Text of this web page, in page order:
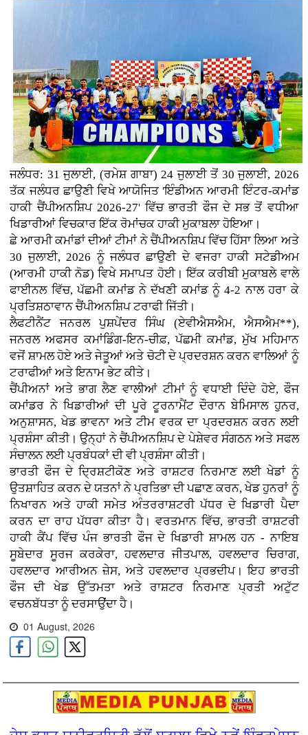
ਜਲੰਧਰ: 31 ਜੁਲਾਈ, (ਰਮੇਸ਼ ਗਾਬਾ) 24 ਜੁਲਾਈ ਤੋਂ 30 ਜੁਲਾਈ, 2026
ਤੱਕ ਜਲੰਧਰ ਛਾਉਣੀ ਵਿਖੇ ਆਯੋਜਿਤ 'ਇੰਡੀਅਨ ਆਰਮੀ ਇੰਟਰ-ਕਮਾਂਡ
ਹਾਕੀ ਚੈਂਪੀਅਨਸ਼ਿਪ 2026-27' ਵਿੱਚ ਭਾਰਤੀ ਫੌਜ ਦੇ ਸਭ ਤੋਂ ਵਧੀਆ
ਖਿਡਾਰੀਆਂ ਵਿਚਕਾਰ ਇੱਕ ਰੋਮਾਂਚਕ ਹਾਕੀ ਮੁਕਾਬਲਾ ਹੋਇਆ।
ਛੇ ਆਰਮੀ ਕਮਾਂਡਾਂ ਦੀਆਂ ਟੀਮਾਂ ਨੇ ਚੈਂਪੀਅਨਸ਼ਿਪ ਵਿੱਚ ਹਿੱਸਾ ਲਿਆ ਅਤੇ
30 ਜੁਲਾਈ, 2026 ਨੂੰ ਜਲੰਧਰ ਛਾਉਣੀ ਦੇ ਵਜਰਾ ਹਾਕੀ ਸਟੇਡੀਅਮ
(ਆਰਮੀ ਹਾਕੀ ਨੋਡ) ਵਿਖੇ ਸਮਾਪਤ ਹੋਈ। ਇੱਕ ਕਰੀਬੀ ਮੁਕਾਬਲੇ ਵਾਲੇ
ਫਾਈਨਲ ਵਿੱਚ, ਪੱਛਮੀ ਕਮਾਂਡ ਨੇ ਦੱਖਣੀ ਕਮਾਂਡ ਨੂੰ 4-2 ਨਾਲ ਹਰਾ ਕੇ
ਪ੍ਰਤਿਸ਼ਠਾਵਾਨ ਚੈਂਪੀਅਨਸ਼ਿਪ ਟਰਾਫੀ ਜਿੱਤੀ।
ਲੈਫਟੀਨੈਂਟ ਜਨਰਲ ਪੁਸ਼ਪੇਂਦਰ ਸਿੰਘ (ਏਵੀਐਸਐਮ, ਐਸਐਮ**),
ਜਨਰਲ ਅਫਸਰ ਕਮਾਂਡਿੰਗ-ਇਨ-ਚੀਫ਼, ਪੱਛਮੀ ਕਮਾਂਡ, ਮੁੱਖ ਮਹਿਮਾਨ
ਵਜੋਂ ਸ਼ਾਮਲ ਹੋਏ ਅਤੇ ਜੇਤੂਆਂ ਅਤੇ ਚੋਟੀ ਦੇ ਪ੍ਰਦਰਸ਼ਨ ਕਰਨ ਵਾਲਿਆਂ ਨੂੰ
ਟਰਾਫੀਆਂ ਅਤੇ ਇਨਾਮ ਭੇਟ ਕੀਤੇ।
ਚੈਂਪੀਅਨਾਂ ਅਤੇ ਭਾਗ ਲੈਣ ਵਾਲੀਆਂ ਟੀਮਾਂ ਨੂੰ ਵਧਾਈ ਦਿੰਦੇ ਹੋਏ, ਫੌਜ
ਕਮਾਂਡਰ ਨੇ ਖਿਡਾਰੀਆਂ ਦੀ ਪੂਰੇ ਟੂਰਨਾਮੈਂਟ ਦੌਰਾਨ ਬੇਮਿਸਾਲ ਹੁਨਰ,
ਅਨੁਸ਼ਾਸਨ, ਖੇਡ ਭਾਵਨਾ ਅਤੇ ਟੀਮ ਵਰਕ ਦਾ ਪ੍ਰਦਰਸ਼ਨ ਕਰਨ ਲਈ
ਪ੍ਰਸ਼ੰਸਾ ਕੀਤੀ। ਉਨ੍ਹਾਂ ਨੇ ਚੈਂਪੀਅਨਸ਼ਿਪ ਦੇ ਪੇਸ਼ੇਵਰ ਸੰਗਠਨ ਅਤੇ ਸਫਲ
ਸੰਚਾਲਨ ਲਈ ਪ੍ਰਬੰਧਕਾਂ ਦੀ ਵੀ ਪ੍ਰਸ਼ੰਸਾ ਕੀਤੀ।
ਭਾਰਤੀ ਫੌਜ ਦੇ ਦ੍ਰਿਸ਼ਟੀਕੋਣ ਅਤੇ ਰਾਸ਼ਟਰ ਨਿਰਮਾਣ ਲਈ ਖੇਡਾਂ ਨੂੰ
ਉਤਸ਼ਾਹਿਤ ਕਰਨ ਦੇ ਯਤਨਾਂ ਨੇ ਪ੍ਰਤਿਭਾ ਦੀ ਪਛਾਣ ਕਰਨ, ਖੇਡ ਹੁਨਰਾਂ ਨੂੰ
ਨਿਖਾਰਨ ਅਤੇ ਹਾਕੀ ਸਮੇਤ ਅੰਤਰਰਾਸ਼ਟਰੀ ਪੱਧਰ ਦੇ ਖਿਡਾਰੀ ਪੈਦਾ
ਕਰਨ ਦਾ ਰਾਹ ਪੱਧਰਾ ਕੀਤਾ ਹੈ। ਵਰਤਮਾਨ ਵਿੱਚ, ਭਾਰਤੀ ਰਾਸ਼ਟਰੀ
ਹਾਕੀ ਕੈਂਪ ਵਿੱਚ ਪੰਜ ਭਾਰਤੀ ਫੌਜ ਦੇ ਖਿਡਾਰੀ ਸ਼ਾਮਲ ਹਨ - ਨਾਇਬ
ਸੂਬੇਦਾਰ ਸੂਰਜ ਕਰਕੇਰਾ, ਹਵਲਦਾਰ ਜੀਤਪਾਲ, ਹਵਲਦਾਰ ਚਿਰਾਗ,
ਹਵਲਦਾਰ ਆਰੀਅਨ ਜ਼ੇਸ, ਅਤੇ ਹਵਲਦਾਰ ਪ੍ਰਭਦੀਪ। ਇਹ ਭਾਰਤੀ
ਫੌਜ ਦੀ ਖੇਡ ਉੱਤਮਤਾ ਅਤੇ ਰਾਸ਼ਟਰ ਨਿਰਮਾਣ ਪ੍ਰਤੀ ਅਟੁੱਟ
ਵਚਨਬੱਧਤਾ ਨੂੰ ਦਰਸਾਉਂਦਾ ਹੈ।
01 August, 2026